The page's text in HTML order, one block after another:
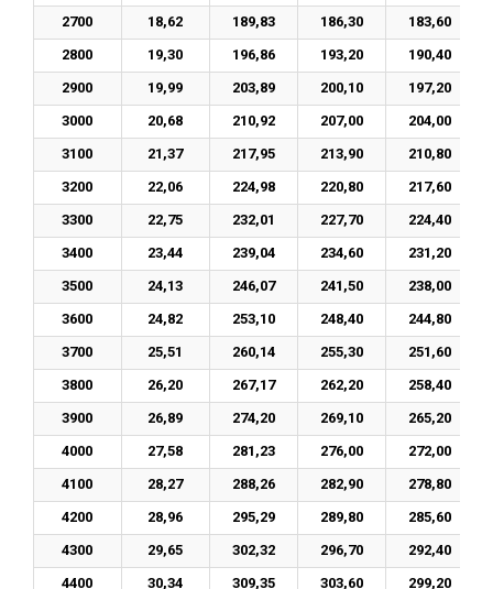
2700
18,62 189,83 186,30
183,60
2800
19,30 196,86 193,20
190,40
2900
19,99 203,89 200,10
197,20
3000
20,68 210,92 207,00
204,00
3100
21,37 217,95 213,90
210,80
3200
22,06 224,98 220,80
217,60
3300
22,75 232,01 227,70
224,40
3400
23,44 239,04 234,60
231,20
3500
24,13 246,07 241,50
238,00
3600
24,82 253,10 248,40
244,80
3700
25,51 260,14 255,30
251,60
3800
26,20 267,17 262,20
258,40
3900
26,89 274,20 269,10
265,20
4000
27,58 281,23 276,00
272,00
4100
28,27 288,26 282,90
278,80
4200
28,96 295,29 289,80
285,60
4300
29,65 302,32 296,70
292,40
4400
30,34 309,35 303,60 299,20